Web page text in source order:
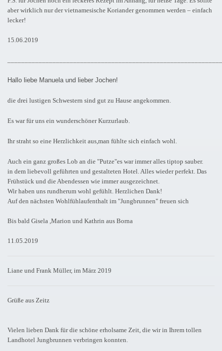
aber wirklich nur der vietnamesische Koriander genommen werden – einfach
lecker!
15.06.2019
Hallo liebe Manuela und lieber Jochen!
die drei lustigen Schwestern sind gut zu Hause angekommen.
Es war für uns ein wunderschöner Kurzurlaub.
Ihr straht so eine Herzlichkeit aus,man fühlte sich einfach wohl.
Auch ein ganz großes Lob an die "Putze"es war immer alles tiptop sauber.
in dem liebevoll geführten und gestalteten Hotel. Alles wieder perfekt. Das
Frühstück und die Abendessen wie immer ausgezeichnet.
Wir haben uns rundherum wohl gefühlt. Herzlichen Dank!
Auf den nächsten Wohlfühlaufenthalt im "Jungbrunnen" freuen sich
Bis bald Gisela ,Marion und Kathrin aus Borna
11.05.2019
Liane und Frank Müller, im März 2019
Grüße aus Zeitz
Vielen lieben Dank für die schöne erholsame Zeit, die wir in Ihrem tollen
Landhotel Jungbrunnen verbringen konnten.